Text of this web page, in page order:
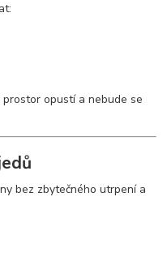
opustí a nebude se
bez zbytečného utrpení a